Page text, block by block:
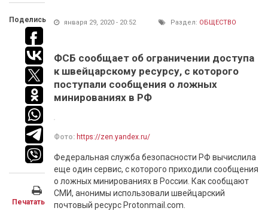
Поделись
Печатать
января 29, 2020 - 20:52 Раздел: ОБЩЕСТВО
ФСБ сообщает об ограничении доступа
к швейцарскому ресурсу, с которого
поступали сообщения о ложных
минированиях в РФ
Фото: https://zen.yandex.ru/
Федеральная служба безопасности РФ вычислила
еще один сервис, с которого приходили сообщения
о ложных минированиях в России. Как сообщают
СМИ, анонимы использовали швейцарский
почтовый ресурс Protonmail.com.